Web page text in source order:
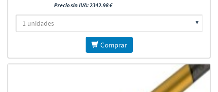
Precio sin IVA: 2342.98 €
Comprar